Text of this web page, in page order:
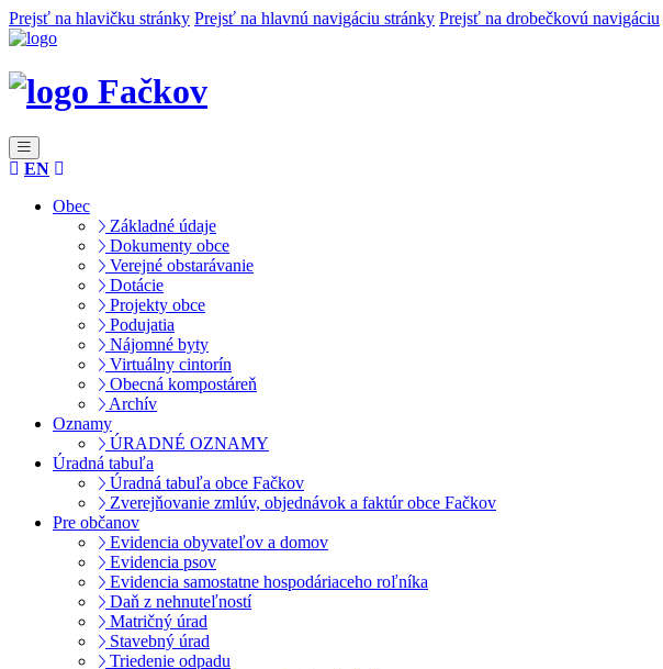
Prejsť na hlavičku stránky Prejsť na hlavnú navigáciu stránky Prejsť na drobečkovú navigáciu
Fačkov
EN
Obec
Základné údaje
Dokumenty obce
Verejné obstarávanie
Dotácie
Projekty obce
Podujatia
Nájomné byty
Virtuálny cintorín
Obecná kompostáreň
Archív
Oznamy
ÚRADNÉ OZNAMY
Úradná tabuľa
Úradná tabuľa obce Fačkov
Zverejňovanie zmlúv, objednávok a faktúr obce Fačkov
Pre občanov
Evidencia obyvateľov a domov
Evidencia psov
Evidencia samostatne hospodáriaceho roľníka
Daň z nehnuteľností
Matričný úrad
Stavebný úrad
Triedenie odpadu